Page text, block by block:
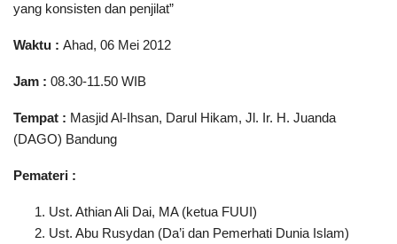
yang konsisten dan penjilat”
Waktu : Ahad, 06 Mei 2012
Jam : 08.30-11.50 WIB
Tempat : Masjid Al-Ihsan, Darul Hikam, Jl. Ir. H. Juanda
(DAGO) Bandung
Pemateri :
Ust. Athian Ali Dai, MA (ketua FUUI)
Ust. Abu Rusydan (Da’i dan Pemerhati Dunia Islam)